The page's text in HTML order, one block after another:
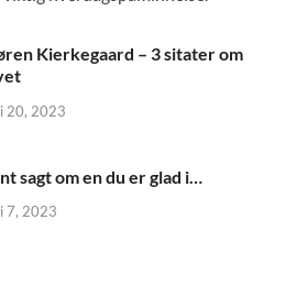
Kierkegaard – 3 sitater om
20, 2023
sagt om en du er glad i…
7, 2023